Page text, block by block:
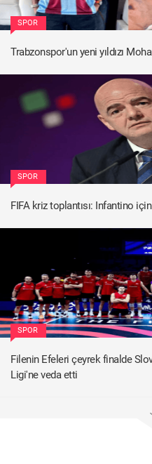
SPOR
Trabzonspor'un yeni yıldızı
SPOR
FIFA kriz toplantısı: Infantino
SPOR
Filenin Efeleri çeyrek finalde
Ligi'ne veda etti